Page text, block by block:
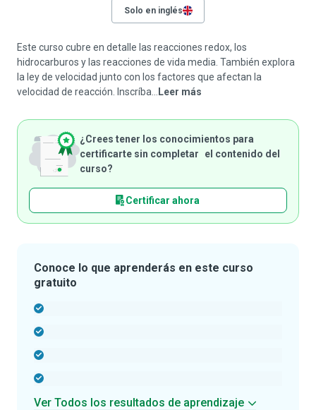
Solo en inglés
Este curso cubre en detalle las reacciones redox, los
hidrocarburos y las reacciones de vida media. También explora
la ley de velocidad junto con los factores que afectan la
velocidad de reacción. Inscríba...
Leer más
¿Crees tener los conocimientos para
certificarte sin completar el contenido del
curso?
Certificar ahora
Conoce lo que aprenderás en este curso
gratuito
Ver Todos los resultados de aprendizaje